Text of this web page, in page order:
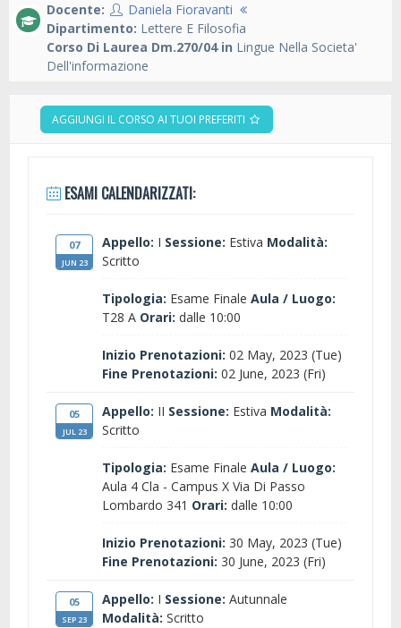
Docente:
Daniela Fioravanti
Dipartimento: Lettere E Filosofia
Corso Di Laurea Dm.270/04 in Lingue Nella Societa'
Dell'informazione
AGGIUNGI IL CORSO AI TUOI PREFERITI
ESAMI CALENDARIZZATI:
07
JUN 23
Appello: I Sessione: Estiva Modalità:
Scritto
Tipologia: Esame Finale Aula / Luogo:
T28 A Orari: dalle 10:00
Inizio Prenotazioni: 02 May, 2023 (Tue)
Fine Prenotazioni: 02 June, 2023 (Fri)
05
JUL 23
Appello: II Sessione: Estiva Modalità:
Scritto
Tipologia: Esame Finale Aula / Luogo:
Aula 4 Cla - Campus X Via Di Passo
Lombardo 341 Orari: dalle 10:00
Inizio Prenotazioni: 30 May, 2023 (Tue)
Fine Prenotazioni: 30 June, 2023 (Fri)
05
SEP 23
Appello: I Sessione: Autunnale
Modalità: Scritto